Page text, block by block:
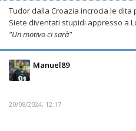
Tudor dalla Croazia incrocia le dita
Siete diventati stupidi appresso a
"Un motivo ci sarà"
Manuel89
20/08/2024, 12:17